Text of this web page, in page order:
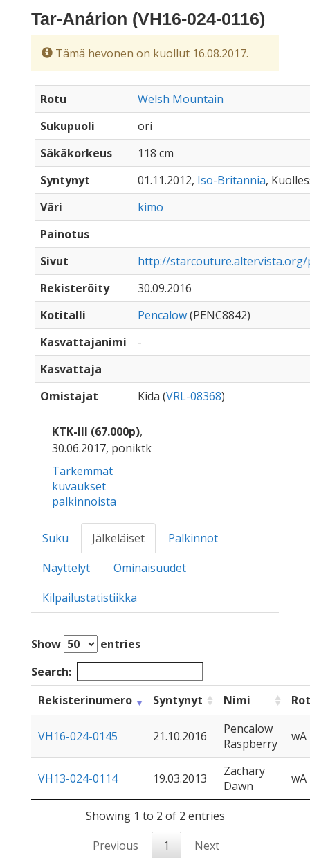
Tar-Anárion (VH16-024-0116)
Tämä hevonen on kuollut 16.08.2017.
Rotu
Welsh Mountain
Sukupuoli
ori
Säkäkorkeus
118 cm
Syntynyt
01.11.2012, Iso-Britannia,
Väri
kimo
Painotus
Sivut
http://
Rekisteröity
30.09.2016
Kotitalli
Pencalow(PENC8842)
Kasvattajanimi
-
Kasvattaja
Omistajat
Kida (VRL-08368)
KTK-III (67.000p),
30.06.2017, poniktk
Tarkemmat
kuvaukset
palkinnoista
Suku Jälkeläiset
Palkinnot
Näyttelyt
Ominaisuudet
Kilpailustatistiikka
Show
entries
Search:
Rekisterinumero
Syntynyt Nimi
VH16-024-0145 21.10.2016
Pencalow
Raspberry
wA
VH13-024-0114 19.03.2013
Zachary
Dawn
wA
Showing 1 to 2 of 2 entries
Previous
1 Next